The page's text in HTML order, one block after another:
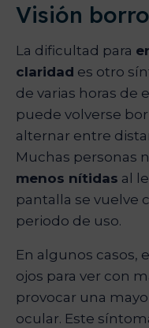
Visión
La dificultad para
claridad es otro
de varias horas de
puede volverse
alternar entre
Muchas personas
menos nítidas al
pantalla se vuelve
periodo de uso.
En algunos casos,
ojos para ver con
provocar una
ocular. Este